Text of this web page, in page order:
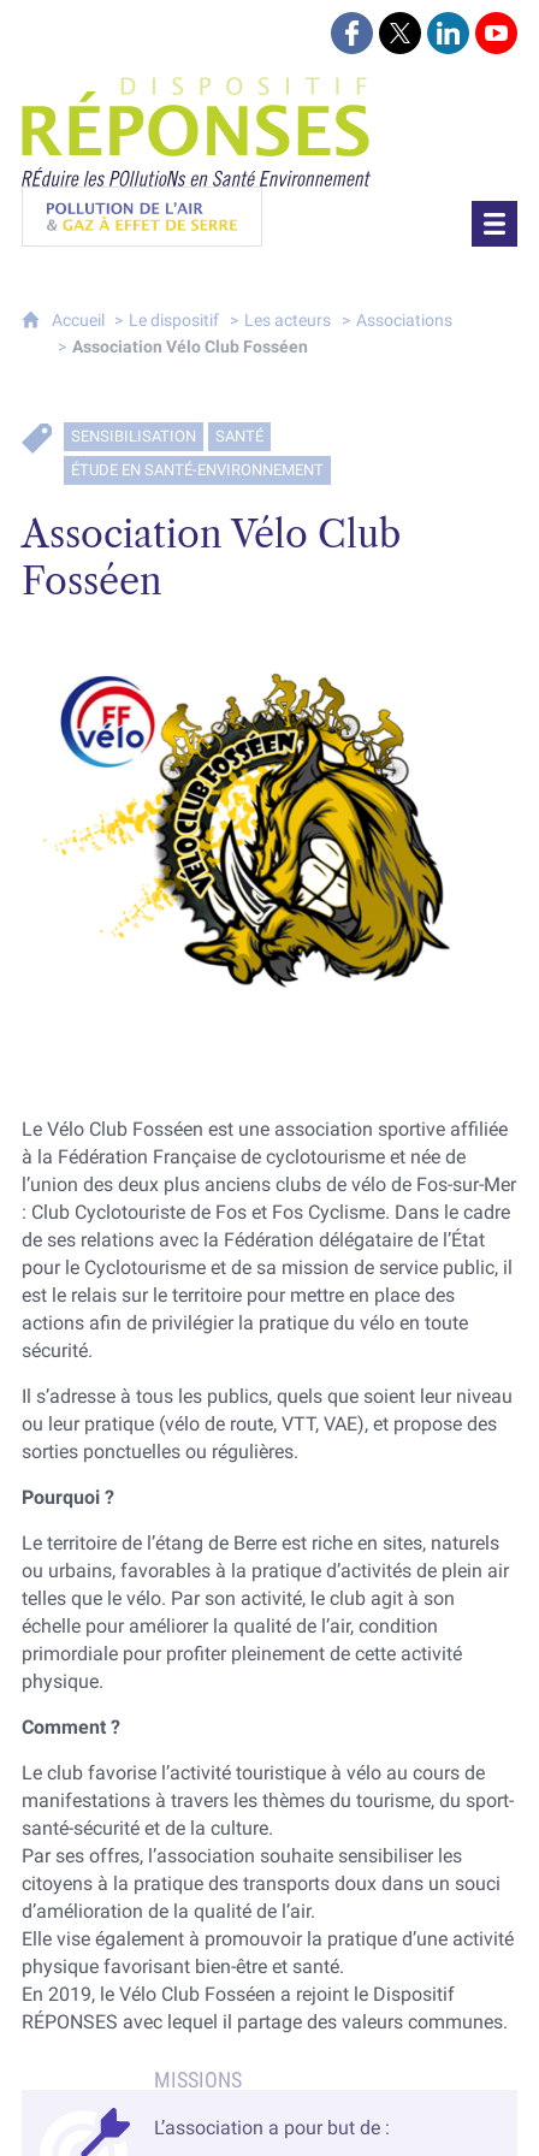
Pollution de l'air & gaz à effet de serre
Suivez-nous sur
Suivez-nous
Accueil Le dispositif Les acteurs
Associations
Association Vélo Club Fosséen
Association Vélo Club
Fosséen
Le Vélo Club Fosséen est une association sportive affiliée
à la Fédération Française de cyclotourisme et née de
l’union des deux plus anciens clubs de vélo de Fos-sur-Mer
: Club Cyclotouriste de Fos et Fos Cyclisme. Dans le cadre
de ses relations avec la Fédération délégataire de l’État
pour le Cyclotourisme et de sa mission de service public, il
est le relais sur le territoire pour mettre en place des
actions afin de privilégier la pratique du vélo en toute
sécurité.
Il s’adresse à tous les publics, quels que soient leur niveau
ou leur pratique (vélo de route, VTT, VAE), et propose des
sorties ponctuelles ou régulières.
Pourquoi ?
Le territoire de l’étang de Berre est riche en sites, naturels
ou urbains, favorables à la pratique d’activités de plein air
telles que le vélo. Par son activité, le club agit à son
échelle pour améliorer la qualité de l’air, condition
primordiale pour profiter pleinement de cette activité
physique.
Comment ?
Le club favorise l’activité touristique à vélo au cours de
manifestations à travers les thèmes du tourisme, du sport-
santé-sécurité et de la culture.
Par ses offres, l’association souhaite sensibiliser les
citoyens à la pratique des transports doux dans un souci
d’amélioration de la qualité de l’air.
Elle vise également à promouvoir la pratique d’une activité
physique favorisant bien-être et santé.
En 2019, le Vélo Club Fosséen a rejoint le Dispositif
RÉPONSES avec lequel il partage des valeurs communes.
L’association a pour but de :
SENSIBILISATION
SANTÉ
ÉTUDE EN SANTÉ-ENVIRONNEMENT